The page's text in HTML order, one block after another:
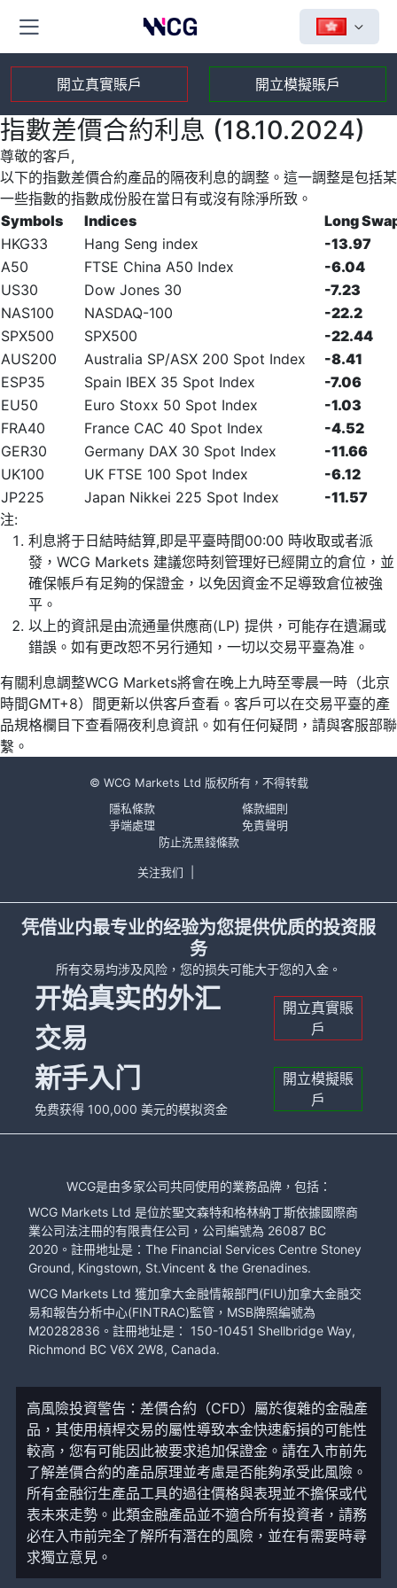
開立真實賬戶 開立模擬賬戶
指數差價合約利息 (18.10.2024)
尊敬的客戶,
以下的指數差價合約產品的隔夜利息的調整。這一調整是包括某
一些指數的指數成份股在當日有或沒有除淨所致。
Symbols
Indices
Long
HKG33
Hang Seng index
-13.97
A50
FTSE China A50 Index
-6.04
US30
Dow Jones 30
-7.23
NAS100
NASDAQ-100
-22.2
SPX500
SPX500
-22.44
AUS200
Australia SP/ASX 200 Spot Index
-8.41
ESP35
Spain IBEX 35 Spot Index
-7.06
EU50
Euro Stoxx 50 Spot Index
-1.03
FRA40
France CAC 40 Spot Index
-4.52
GER30
Germany DAX 30 Spot Index
-11.66
UK100
UK FTSE 100 Spot Index
-6.12
JP225
Japan Nikkei 225 Spot Index
-11.57
注:
利息將于日結時結算,即是平臺時間00:00 時收取或者派
發，WCG Markets 建議您時刻管理好已經開立的倉位，並
確保帳戶有足夠的保證金，以免因資金不足導致倉位被強
平。
以上的資訊是由流通量供應商(LP) 提供，可能存在遺漏或
錯誤。如有更改恕不另行通知，一切以交易平臺為准。
有關利息調整WCG Markets將會在晚上九時至零晨一時（北京
時間GMT+8）間更新以供客戶查看。客戶可以在交易平臺的產
品規格欄目下查看隔夜利息資訊。如有任何疑問，請與客服部聯
繫。
© WCG Markets Ltd 版权所有，不得转载
隱私條款
條款細則
爭端處理
免責聲明
防止洗黑錢條款
关注我们
凭借业内最专业的经验为您提供优质的投资服
务
所有交易均涉及风险，您的损失可能大于您的入金。
开始真实的外汇
交易
開立真實賬
戶
新手入门
免费获得 100,000 美元的模拟资金
開立模擬賬
戶
WCG是由多家公司共同使用的業務品牌，包括：
WCG Markets Ltd 是位於聖文森特和格林納丁斯依據國際商
業公司法注冊的有限責任公司，公司編號為 26087 BC
2020。註冊地址是：The Financial Services Centre Stoney
Ground, Kingstown, St.Vincent & the Grenadines.
WCG Markets Ltd 獲加拿大金融情報部門(FIU)加拿大金融交
易和報告分析中心(FINTRAC)監管，MSB牌照編號為
M20282836。註冊地址是： 150-10451 Shellbridge Way,
Richmond BC V6X 2W8, Canada.
高風險投資警告：差價合約（CFD）屬於復雜的金融產
品，其使用槓桿交易的屬性導致本金快速虧損的可能性
較高，您有可能因此被要求追加保證金。請在入市前先
了解差價合約的產品原理並考慮是否能夠承受此風險。
所有金融衍生產品工具的過往價格與表現並不擔保或代
表未來走勢。此類金融產品並不適合所有投資者，請務
必在入市前完全了解所有潛在的風險，並在有需要時尋
求獨立意見。